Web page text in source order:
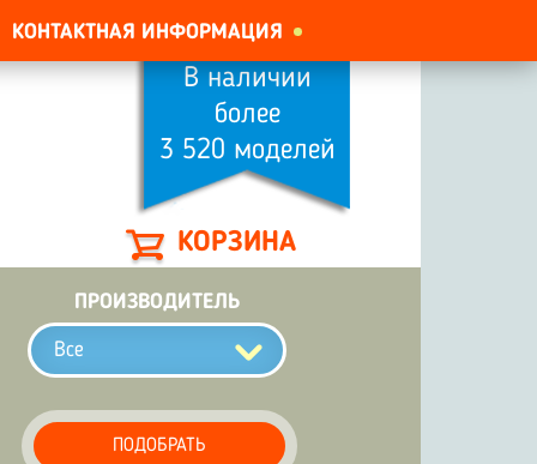
КОНТАКТНАЯ ИНФОРМАЦИЯ
КОРЗИНА
В наличии
более
3 520 моделей
ПРОИЗВОДИТЕЛЬ
Все
ПОДОБРАТЬ